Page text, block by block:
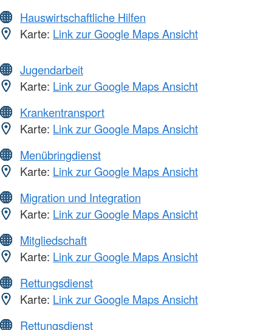
Hauswirtschaftliche Hilfen
Karte: Link zur Google Maps Ansicht
Jugendarbeit
Karte: Link zur Google Maps Ansicht
Krankentransport
Karte: Link zur Google Maps Ansicht
Menübringdienst
Karte: Link zur Google Maps Ansicht
Migration und Integration
Karte: Link zur Google Maps Ansicht
Mitgliedschaft
Karte: Link zur Google Maps Ansicht
Rettungsdienst
Karte: Link zur Google Maps Ansicht
Rettungsdienst